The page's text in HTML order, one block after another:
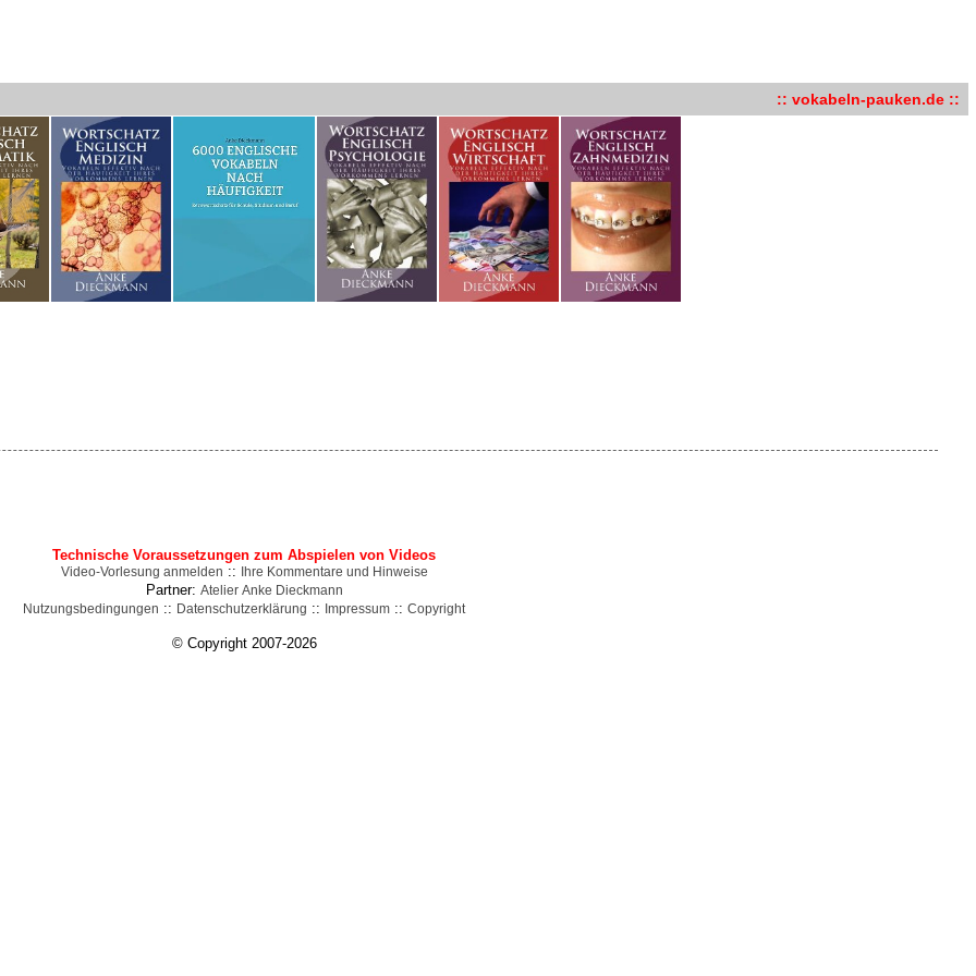
:: vokabeln-pauken.de ::
Technische Voraussetzungen zum Abspielen von Videos
Video-Vorlesung anmelden :: Ihre Kommentare und Hinweise
Partner: Atelier Anke Dieckmann
Nutzungsbedingungen :: Datenschutzerklärung :: Impressum :: Copyright
© Copyright 2007-2026